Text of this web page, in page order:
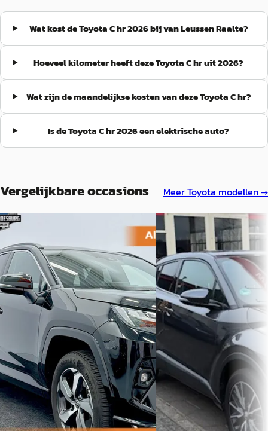
Wat kost de Toyota C hr 2026 bij van Leussen Raalte?
Hoeveel kilometer heeft deze Toyota C hr uit 2026?
Wat zijn de maandelijkse kosten van deze Toyota C hr?
Is de Toyota C hr 2026 een elektrische auto?
Vergelijkbare occasions MeerToyota modellen →
Toyota RAV4
€ 45.000
v.a. € 954/mnd
Boven markt
2025 · 57.147 km · Plug-in hybride ·
Automaat
Lynk en Co occasion specialist -
Experience Store Doesburg·
Doesburg
4,9(138)
Bekijk aanbieding →
Vergelijk
D
Toyota C-HR·2016
1.2 Turbo 116pk Executive
€ 14.950
v.a. € 317/mnd
Scherp geprijsd
2016 · 118.713 km · Benzine
Handgeschakeld
Autobedrijf Robert
5,0(71 )
Bekijk aanbieding →